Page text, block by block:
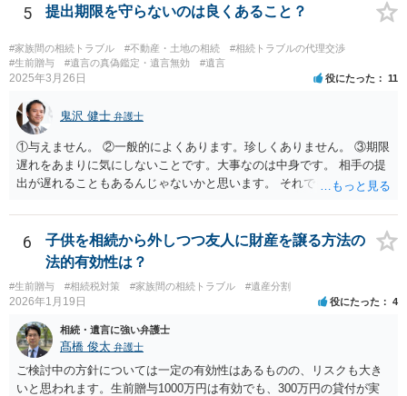
う結論は変わりません。 誤解を与えるような回答でした。失礼しまし
た。 文言については、「〇〇に対する生前贈与による特別受益の持ち
戻しをすべて免除する」というのがオーソドックスなものですが、ご
心配ならば、弁護士のところに行って、特別受益となりそうな贈与に
ついて説明した上で、適切な文言についてご相談してみてはいかがで
しょうか。
5 提出期限を守らないのは良くあること？
#家族間の相続トラブル #不動産・土地の相続
#相続トラブルの代理交渉
#生前贈与
#遺言の真偽鑑定・遺言無効 #遺言
2025年3月26日 役にたった 11
鬼沢 健士 弁護士
①与えません。 ②一般的によくあります。珍しくありません。 ③期限
遅れをあまりに気にしないことです。大事なのは中身です。 相手の提
出が遅れることもあるんじゃないかと思います。 それでもあなた有利
6
子供を相続から外しつつ友人に財産を譲る方法の
法的有効性は？
#生前贈与 #相続税対策 #家族間の相続トラブル #遺産分割
2026年1月19日 役にたった 4
相続・遺言に強い弁護士
髙橋 俊太 弁護士
ご検討中の方針については一定の有効性はあるものの、リスクも大き
いと思われます。生前贈与1000万円は有効でも、300万円の貸付が実